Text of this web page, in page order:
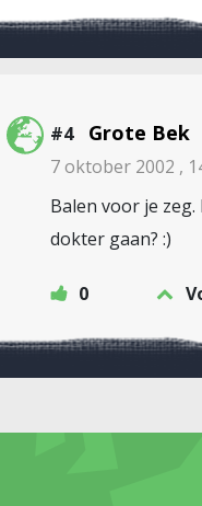
#4 Grote Bek
7 oktober 2002 ,
Balen voor je
dokter gaan? :)
0